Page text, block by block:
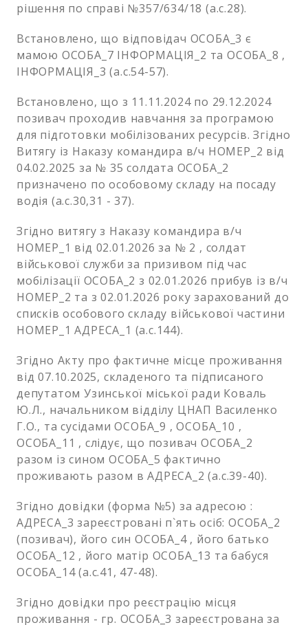
рішення по справі №357/634/18 (а.с.28).
Встановлено, що відповідач ОСОБА_3 є
мамою ОСОБА_7 ІНФОРМАЦІЯ_2 та ОСОБА_8 ,
ІНФОРМАЦІЯ_3 (а.с.54-57).
Встановлено, що з 11.11.2024 по 29.12.2024
позивач проходив навчання за програмою
для підготовки мобілізованих ресурсів. Згідно
Витягу із Наказу командира в/ч НОМЕР_2 від
04.02.2025 за № 35 солдата ОСОБА_2
призначено по особовому складу на посаду
водія (а.с.30,31 - 37).
Згідно витягу з Наказу командира в/ч
НОМЕР_1 від 02.01.2026 за № 2 , солдат
військової служби за призивом під час
мобілізації ОСОБА_2 з 02.01.2026 прибув із в/ч
НОМЕР_2 та з 02.01.2026 року зарахований до
списків особового складу військової частини
НОМЕР_1 АДРЕСА_1 (а.с.144).
Згідно Акту про фактичне місце проживання
від 07.10.2025, складеного та підписаного
депутатом Узинської міської ради Коваль
Ю.Л., начальником відділу ЦНАП Василенко
Г.О., та сусідами ОСОБА_9 , ОСОБА_10 ,
ОСОБА_11 , слідує, що позивач ОСОБА_2
разом із сином ОСОБА_5 фактично
проживають разом в АДРЕСА_2 (а.с.39-40).
Згідно довідки (форма №5) за адресою :
АДРЕСА_3 зареєстровані п`ять осіб: ОСОБА_2
(позивач), його син ОСОБА_4 , його батько
ОСОБА_12 , його матір ОСОБА_13 та бабуся
ОСОБА_14 (а.с.41, 47-48).
Згідно довідки про реєстрацію місця
проживання - гр. ОСОБА_3 зареєстрована за